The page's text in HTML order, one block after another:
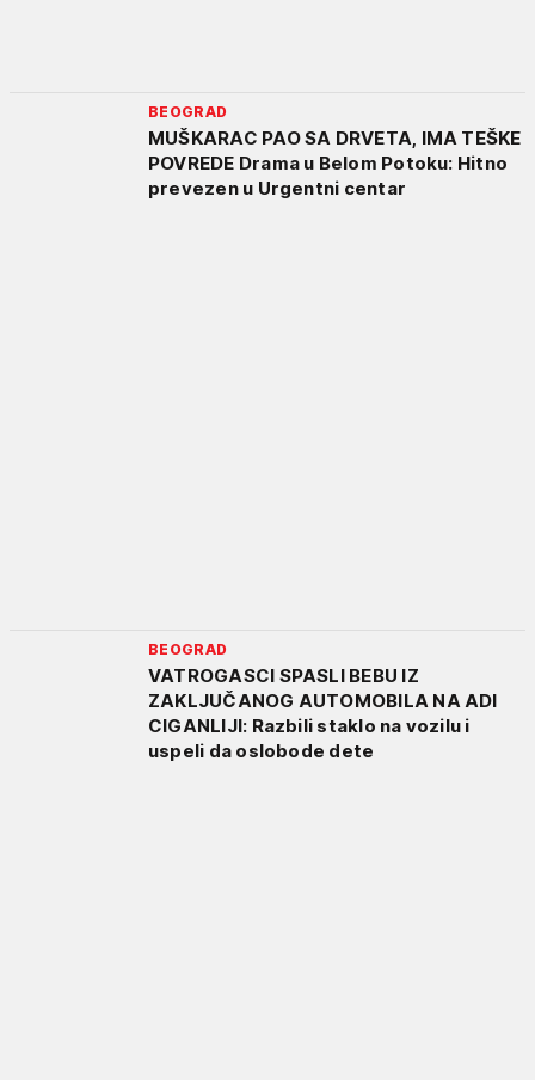
BEOGRAD
MUŠKARAC PAO SA DRVETA, IMA TEŠKE
POVREDE Drama u Belom Potoku: Hitno
prevezen u Urgentni centar
BEOGRAD
VATROGASCI SPASLI BEBU IZ
ZAKLJUČANOG AUTOMOBILA NA ADI
CIGANLIJI: Razbili staklo na vozilu i
uspeli da oslobode dete